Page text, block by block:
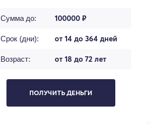
Сумма до: 100000 ₽
Срок (дни): от 14 до 364 дней
Возраст: от 18 до 72 лет
ПОЛУЧИТЬ ДЕНЬГИ